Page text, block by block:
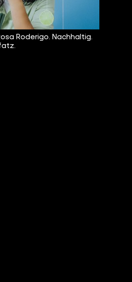
Roderigo. Nachhaltig.